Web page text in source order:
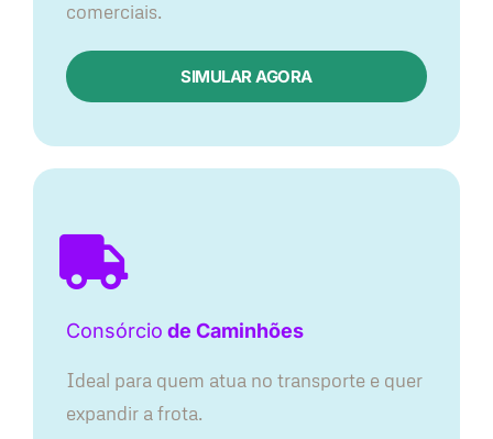
comerciais.
SIMULAR AGORA
Consórcio de Caminhões
Ideal para quem atua no transporte e quer
expandir a frota.